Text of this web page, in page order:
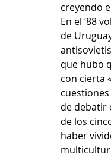
creyendo
En el ‘88
de
que hubo
con cierta
de debatir
de los
haber